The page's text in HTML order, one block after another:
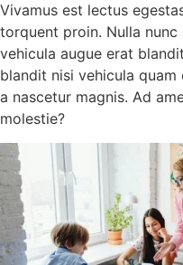
Vivamus est lectus
torquent proin. Nulla
vehicula augue erat
blandit nisi vehicula
a nascetur magnis. Ad
molestie?